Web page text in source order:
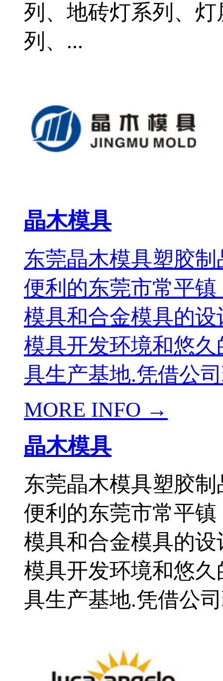
列、地砖灯系列、
列、...
晶木模具
东莞晶木模具塑胶
便利的东莞市常平
模具和合金模具的
模具开发环境和悠
具生产基地.凭借公
MORE INFO →
晶木模具
东莞晶木模具塑胶
便利的东莞市常平
模具和合金模具的
模具开发环境和悠
具生产基地.凭借公